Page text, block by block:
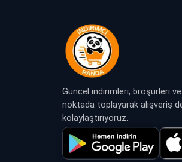
Güncel indirimleri, broşürleri
noktada toplayarak alışveriş
kolaylaştırıyoruz.